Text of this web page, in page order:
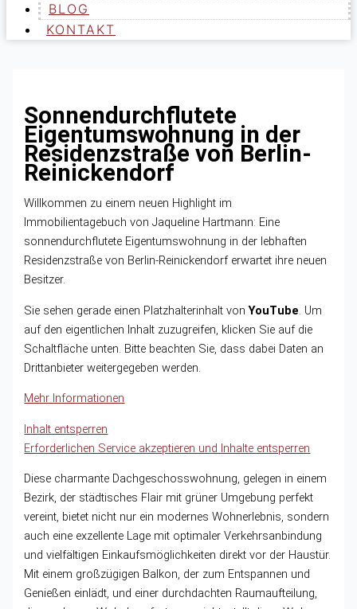
BLOG
KONTAKT
Sonnendurchflutete
Eigentumswohnung in der
Residenzstraße von Berlin-
Reinickendorf
Willkommen zu einem neuen Highlight im
Immobilientagebuch von Jaqueline Hartmann: Eine
sonnendurchflutete Eigentumswohnung in der lebhaften
Residenzstraße von Berlin-Reinickendorf erwartet ihre neuen
Besitzer.
Sie sehen gerade einen Platzhalterinhalt vonYouTube. Um
auf den eigentlichen Inhalt zuzugreifen, klicken Sie auf die
Schaltfläche unten. Bitte beachten Sie, dass dabei Daten an
Drittanbieter weitergegeben werden.
Mehr Informationen
Inhalt entsperren
Erforderlichen Service akzeptieren und Inhalte entsperren
Diese charmante Dachgeschosswohnung, gelegen in einem
Bezirk, der städtisches Flair mit grüner Umgebung perfekt
vereint, bietet nicht nur ein modernes Wohnerlebnis, sondern
auch eine exzellente Lage mit optimaler Verkehrsanbindung
und vielfältigen Einkaufsmöglichkeiten direkt vor der Haustür.
Mit einem großzügigen Balkon, der zum Entspannen und
Genießen einlädt, und einer durchdachten Raumaufteilung,